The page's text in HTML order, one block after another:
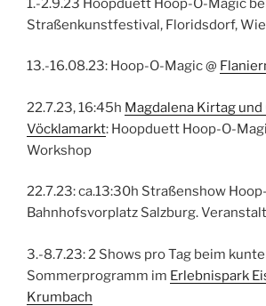
1.-2.9.23 Hoopduett Hoop-O-Magic
Straßenkunstfestival, Floridsdorf,
13.-16.08.23: Hoop-O-Magic @
22.7.23, 16:45h Magdalena Kirtag
Vöcklamarkt: Hoopduett Hoop-O-
Workshop
22.7.23: ca.13:30h Straßenshow
Bahnhofsvorplatz Salzburg.
3.-8.7.23: 2 Shows pro Tag beim
Sommerprogramm im Erlebnispark
Krumbach